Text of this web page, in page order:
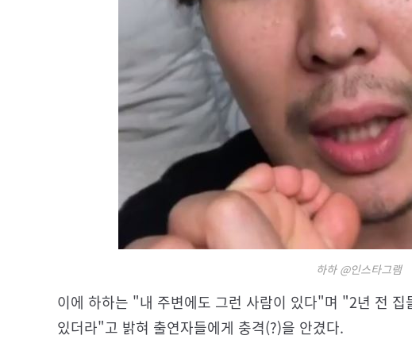
하하 @인스타그램
이에 하하는 "내 주변에도 그런 사람이 있다"며 "2년 전 집
있더라"고 밝혀 출연자들에게 충격(?)을 안겼다.